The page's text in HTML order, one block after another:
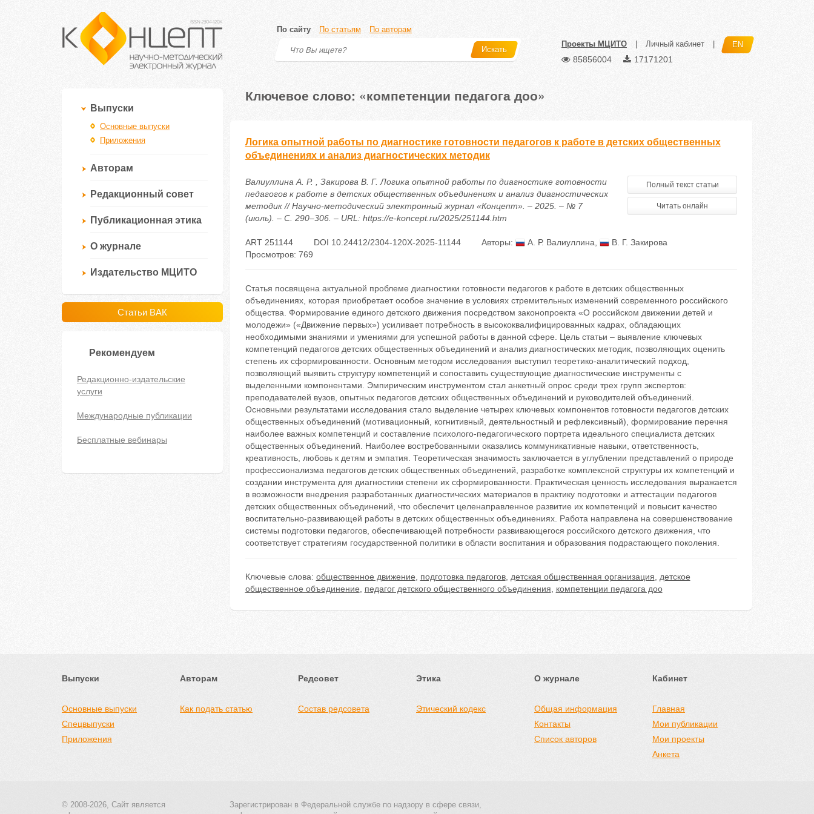
По сайту По статьям По авторам
Искать
Проекты МЦИТО Личный кабинет EN
85856004 17171201
Выпуски
Основные выпуски
Приложения
Авторам
Редакционный совет
Публикационная этика
О журнале
Издательство МЦИТО
Статьи ВАК
Рекомендуем
Редакционно-издательские
услуги
Международные публикации
Бесплатные вебинары
Ключевое слово: «компетенции педагога доо»
Логика опытной работы по диагностике готовности педагогов к работе в детских общественных
объединениях и анализ диагностических методик
Валиуллина А. Р. , Закирова В. Г. Логика опытной работы по диагностике готовности
педагогов к работе в детских общественных объединениях и анализ диагностических
методик // Научно-методический электронный журнал «Концепт». – 2025. – № 7
(июль). – С. 290–306. – URL: https://e-koncept.ru/2025/251144.htm
Полный текст статьи
Читать онлайн
ART 251144 DOI 10.24412/2304-120X-2025-11144 Авторы: А. Р. Валиуллина
В. Г. Закирова
Просмотров: 769
Статья посвящена актуальной проблеме диагностики готовности педагогов к работе в детских общественных
объединениях, которая приобретает особое значение в условиях стремительных изменений современного российского
общества. Формирование единого детского движения посредством законопроекта «О российском движении детей и
молодежи» («Движение первых») усиливает потребность в высококвалифицированных кадрах, обладающих
необходимыми знаниями и умениями для успешной работы в данной сфере. Цель статьи – выявление ключевых
компетенций педагогов детских общественных объединений и анализ диагностических методик, позволяющих оценить
степень их сформированности. Основным методом исследования выступил теоретико-аналитический подход,
позволяющий выявить структуру компетенций и сопоставить существующие диагностические инструменты с
выделенными компонентами. Эмпирическим инструментом стал анкетный опрос среди трех групп экспертов:
преподавателей вузов, опытных педагогов детских общественных объединений и руководителей объединений.
Основными результатами исследования стало выделение четырех ключевых компонентов готовности педагогов детских
общественных объединений (мотивационный, когнитивный, деятельностный и рефлексивный), формирование перечня
наиболее важных компетенций и составление психолого-педагогического портрета идеального специалиста детских
общественных объединений. Наиболее востребованными оказались коммуникативные навыки, ответственность,
креативность, любовь к детям и эмпатия. Теоретическая значимость заключается в углублении представлений о природе
профессионализма педагогов детских общественных объединений, разработке комплексной структуры их компетенций и
создании инструмента для диагностики степени их сформированности. Практическая ценность исследования выражается
в возможности внедрения разработанных диагностических материалов в практику подготовки и аттестации педагогов
детских общественных объединений, что обеспечит целенаправленное развитие их компетенций и повысит качество
воспитательно-развивающей работы в детских общественных объединениях. Работа направлена на совершенствование
системы подготовки педагогов, обеспечивающей потребности развивающегося российского детского движения, что
соответствует стратегиям государственной политики в области воспитания и образования подрастающего поколения.
Ключевые слова: общественное движение подготовка педагогов, детская общественная организация
детское
общественное объединение
педагог детского общественного объединения компетенции педагога доо
Выпуски
Основные выпуски
Спецвыпуски
Приложения
Авторам
Как подать статью
Редсовет
Состав редсовета
Этика
Этический кодекс
О журнале
Общая информация
Контакты
Список авторов
Кабинет
Главная
Мои публикации
Мои проекты
Анкета
© 2008-2026, Сайт является
Зарегистрирован в Федеральной службе по надзору в сфере связи,